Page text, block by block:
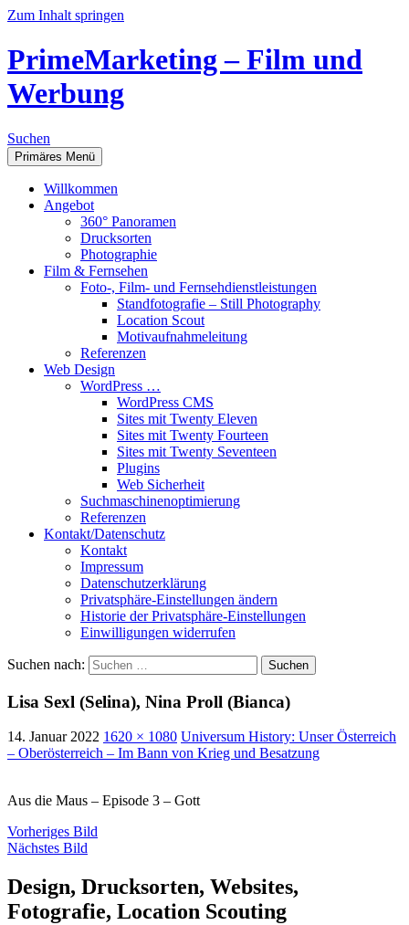
Zum Inhalt springen
PrimeMarketing – Film und
Werbung
Suchen
Primäres Menü
Willkommen
Angebot
360° Panoramen
Drucksorten
Photographie
Film & Fernsehen
Foto-, Film- und Fernsehdienstleistungen
Standfotografie – Still Photography
Location Scout
Motivaufnahmeleitung
Referenzen
Web Design
WordPress …
WordPress CMS
Sites mit Twenty Eleven
Sites mit Twenty Fourteen
Sites mit Twenty Seventeen
Plugins
Web Sicherheit
Suchmaschinenoptimierung
Referenzen
Kontakt/Datenschutz
Kontakt
Impressum
Datenschutzerklärung
Privatsphäre-Einstellungen ändern
Historie der Privatsphäre-Einstellungen
Einwilligungen widerrufen
Suchen nach:
Lisa Sexl (Selina), Nina Proll (Bianca)
14. Januar 2022 1620 × 1080 Universum History: Unser Österreich
– Oberösterreich – Im Bann von Krieg und Besatzung
Aus die Maus – Episode 3 – Gott
Vorheriges Bild
Nächstes Bild
Design, Drucksorten, Websites,
Fotografie, Location Scouting